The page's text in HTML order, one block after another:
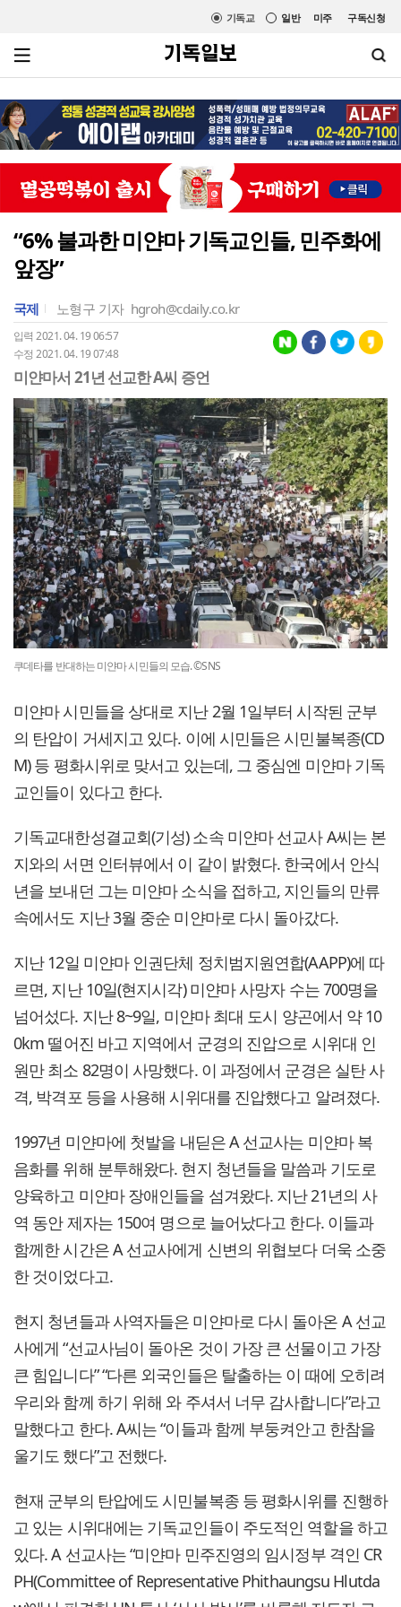
미주 구독신청
일반
기독교
“6% 불과한 미얀마 기독교인들, 민주화에
앞장”
국제 노형구 기자 hgroh@cdaily.co.kr
입력 2021. 04. 19 06:57
수정 2021. 04. 19 07:48
미얀마서 21년 선교한 A씨 증언
쿠데타를 반대하는 미얀마 시민들의 모습. ©SNS
미얀마 시민들을 상대로 지난 2월 1일부터 시작된 군부
의 탄압이 거세지고 있다. 이에 시민들은 시민불복종(CD
M) 등 평화시위로 맞서고 있는데, 그 중심엔 미얀마 기독
교인들이 있다고 한다.
기독교대한성결교회(기성) 소속 미얀마 선교사 A씨는 본
지와의 서면 인터뷰에서 이 같이 밝혔다. 한국에서 안식
년을 보내던 그는 미얀마 소식을 접하고, 지인들의 만류
속에서도 지난 3월 중순 미얀마로 다시 돌아갔다.
지난 12일 미얀마 인권단체 정치범지원연합(AAPP)에 따
르면, 지난 10일(현지시각) 미얀마 사망자 수는 700명을
넘어섰다. 지난 8~9일, 미얀마 최대 도시 양곤에서 약 10
0km 떨어진 바고 지역에서 군경의 진압으로 시위대 인
원만 최소 82명이 사망했다. 이 과정에서 군경은 실탄 사
격, 박격포 등을 사용해 시위대를 진압했다고 알려졌다.
1997년 미얀마에 첫발을 내딛은 A 선교사는 미얀마 복
음화를 위해 분투해왔다. 현지 청년들을 말씀과 기도로
양육하고 미얀마 장애인들을 섬겨왔다. 지난 21년의 사
역 동안 제자는 150여 명으로 늘어났다고 한다. 이들과
함께한 시간은 A 선교사에게 신변의 위협보다 더욱 소중
한 것이었다고.
현지 청년들과 사역자들은 미얀마로 다시 돌아온 A 선교
사에게 “선교사님이 돌아온 것이 가장 큰 선물이고 가장
큰 힘입니다” “다른 외국인들은 탈출하는 이 때에 오히려
우리와 함께 하기 위해 와 주셔서 너무 감사합니다”라고
말했다고 한다. A씨는 “이들과 함께 부둥켜안고 한참을
울기도 했다”고 전했다.
현재 군부의 탄압에도 시민불복종 등 평화시위를 진행하
고 있는 시위대에는 기독교인들이 주도적인 역할을 하고
있다. A 선교사는 “미얀마 민주진영의 임시정부 격인 CR
PH(Committee of Representative Phithaungsu Hlutda